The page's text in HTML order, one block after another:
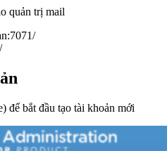
quản trị mail
để bắt đầu tạo tài khoản mới